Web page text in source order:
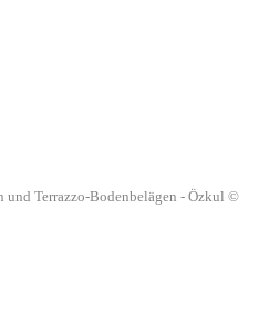
und Terrazzo-Bodenbelägen - Özkul ©